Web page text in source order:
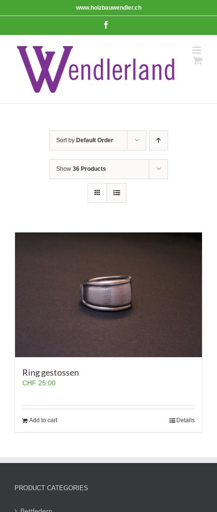
to
www.holzbauwendler.ch
Sort by Default Order
Show 36 Products
Ring gestossen
CHF 25.00
Add to cart Details
PRODUCT CATEGORIES